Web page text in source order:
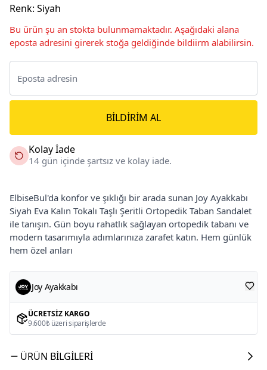
Renk: Siyah
Bu ürün şu an stokta bulunmamaktadır. Aşağıdaki alana
eposta adresini girerek stoğa geldiğinde bildiirm alabilirsin.
BILDIRIM AL
Kolay İade
14 gün içinde şartsız ve kolay iade.
ElbiseBul'da konfor ve şıklığı bir arada sunan Joy Ayakkabı
Siyah Eva Kalın Tokalı Taşlı Şeritli Ortopedik Taban Sandalet
ile tanışın. Gün boyu rahatlık sağlayan ortopedik tabanı ve
modern tasarımıyla adımlarınıza zarafet katın. Hem günlük
hem özel anları
Joy Ayakkabı
ÜCRETSIZ KARGO
9.600₺ üzeri siparişlerde
ÜRÜN BILGILERI